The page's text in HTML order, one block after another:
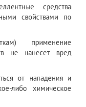
средства
свойствами по
применение
не нанесет вред
от нападения и
либо химическое